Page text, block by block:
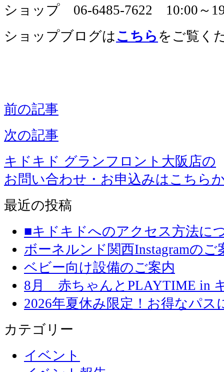
ショップ 06-6485-7622 10:00～
ショップブログは こちら をご覧く
前の記事
次の記事
キドキド グランフロント大阪店の
お問い合わせ・お申込みはこちら
最近の投稿
■キドキドへのアクセス方法に
ボーネルンド関西Instagramのご
ベビー向け設備のご案内
8月 赤ちゃんとPLAYTIME in
2026年夏休み限定！お得なパス
カテゴリー
イベント